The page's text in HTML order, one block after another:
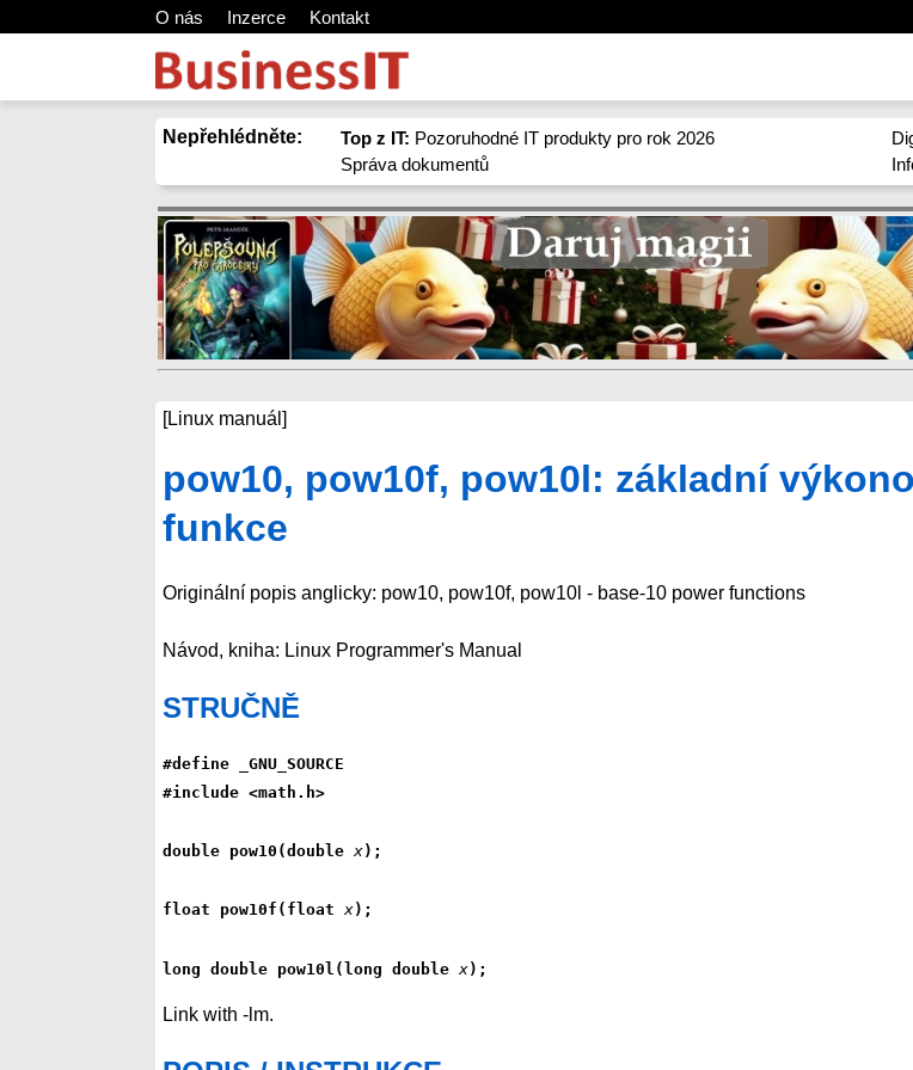
O nás Inzerce Kontakt
Nepřehlédněte: Top z IT: Pozoruhodné IT produkty pro rok 2026
Správa dokumentů
[Linux manuál]
pow10, pow10f, pow10l: základní
funkce
Originální popis anglicky: pow10, pow10f, pow10l - base-10 power functions
Návod, kniha: Linux Programmer's Manual
STRUČNĚ
#define _GNU_SOURCE
#include <math.h>
double pow10(double x);
float pow10f(float x);
long double pow10l(long double x);
Link with -lm.